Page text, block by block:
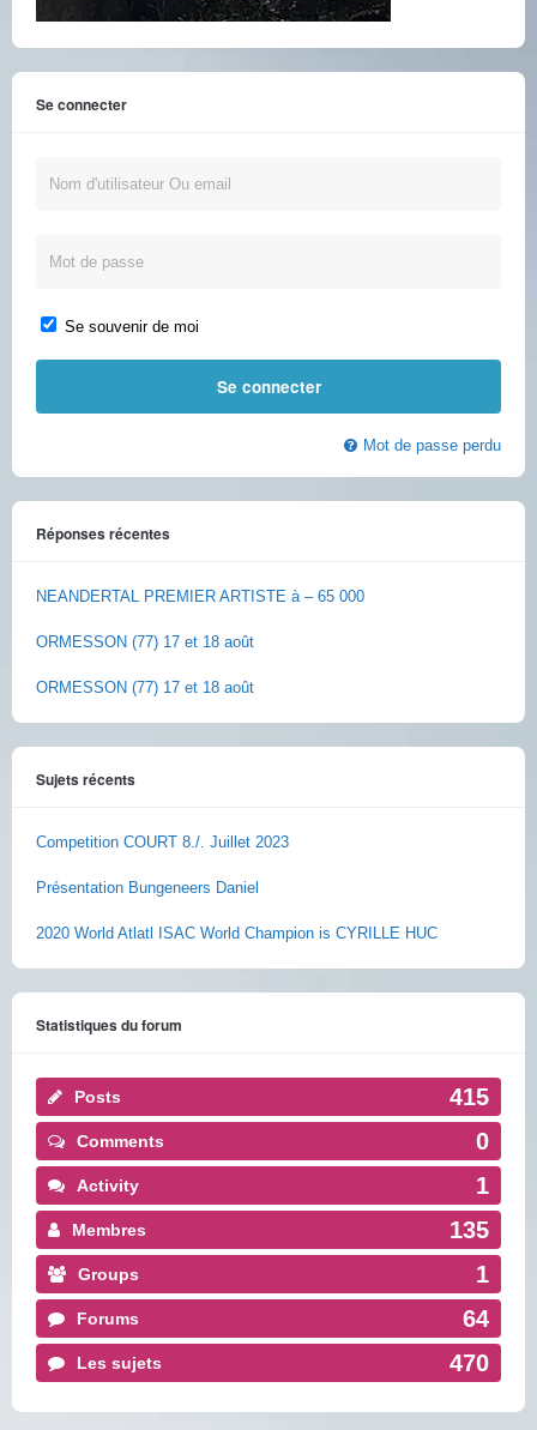
Se connecter
Se souvenir de moi
Mot de passe perdu
Réponses récentes
NEANDERTAL PREMIER ARTISTE à – 65 000
ORMESSON (77) 17 et 18 août
ORMESSON (77) 17 et 18 août
Sujets récents
Competition COURT 8./. Juillet 2023
Présentation Bungeneers Daniel
2020 World Atlatl ISAC World Champion is CYRILLE HUC
Statistiques du forum
Posts 415
Comments 0
Activity 1
Membres 135
Groups 1
Forums 64
Les sujets 470